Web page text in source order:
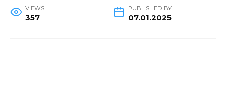
VIEWS
357
PUBLISHED BY
07.01.2025